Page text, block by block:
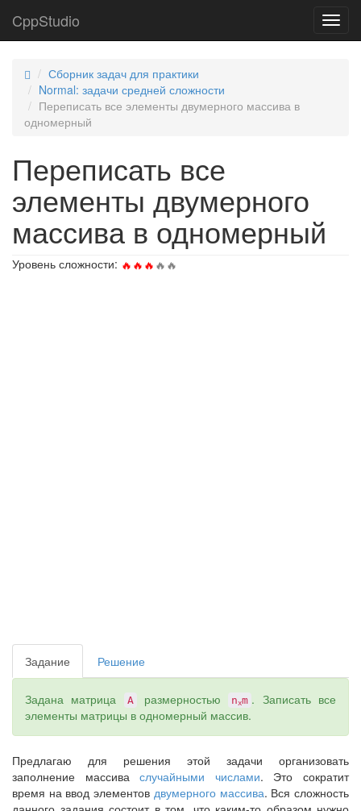
CppStudio
Сборник задач для практики
Normal: задачи средней сложности
Переписать все элементы двумерного массива в
одномерный
Переписать все
элементы двумерного
массива в одномерный
Уровень сложности:
Задание Решение
Задана матрица А размерностью nxm . Записать все
элементы матрицы в одномерный массив.
Предлагаю для решения этой задачи организовать
заполнение массиваслучайными числами. Это сократит
время на ввод элементов двумерного массива. Вся сложность